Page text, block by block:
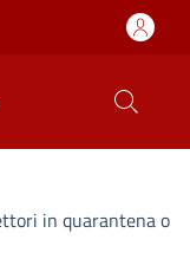
in quarantena o